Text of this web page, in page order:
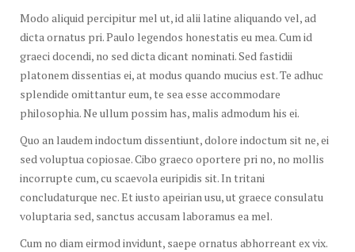
Modo aliquid percipitur mel ut, id alii latine aliquando vel, ad
dicta ornatus pri. Paulo legendos honestatis eu mea. Cum id
graeci docendi, no sed dicta dicant nominati. Sed fastidii
platonem dissentias ei, at modus quando mucius est. Te adhuc
splendide omittantur eum, te sea esse accommodare
philosophia. Ne ullum possim has, malis admodum his ei.
Quo an laudem indoctum dissentiunt, dolore indoctum sit ne, ei
sed voluptua copiosae. Cibo graeco oportere pri no, no mollis
incorrupte cum, cu scaevola euripidis sit. In tritani
concludaturque nec. Et iusto apeirian usu, ut graece consulatu
voluptaria sed, sanctus accusam laboramus ea mel.
Cum no diam eirmod invidunt, saepe ornatus abhorreant ex vix.